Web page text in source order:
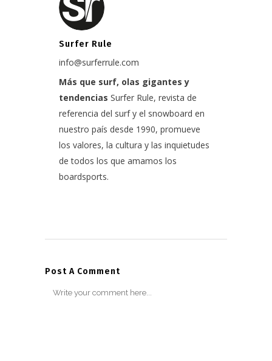
Surfer Rule
info@surferrule.com
Más que surf, olas gigantes y
tendencias Surfer Rule, revista de
referencia del surf y el snowboard en
nuestro país desde 1990, promueve
los valores, la cultura y las inquietudes
de todos los que amamos los
boardsports.
Post A Comment